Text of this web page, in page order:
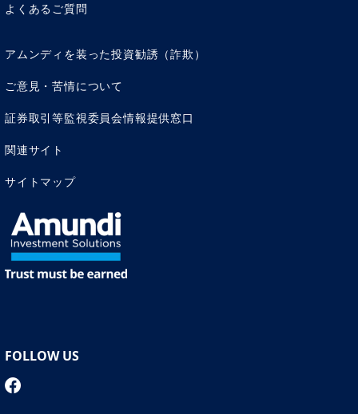
よくあるご質問
アムンディを装った投資勧誘（詐欺）
ご意見・苦情について
証券取引等監視委員会情報提供窓口
関連サイト
サイトマップ
FOLLOW US